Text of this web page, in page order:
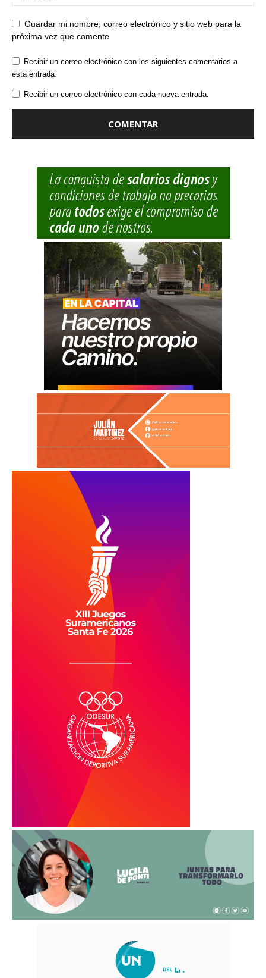
Guardar mi nombre, correo electrónico y sitio web para la
próxima vez que comente
Recibir un correo electrónico con los siguientes comentarios a
esta entrada.
Recibir un correo electrónico con cada nueva entrada.